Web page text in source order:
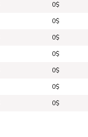
0$
0$
0$
0$
0$
0$
0$